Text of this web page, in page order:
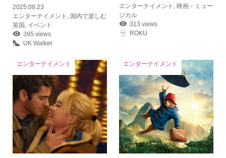
2025.08.23
エンターテイメント
国内で楽しむ
英国 イベント
395 views
UK Walker
エンターテイメント
,映画・ミュー
ジカル
313 views
ROKU
エンターテイメント エンターテイメント